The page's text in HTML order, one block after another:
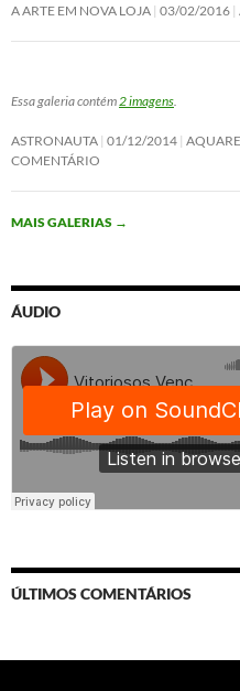
A ARTE EM NOVA LOJA 03/02/2016
Essa galeria contém 2 imagens
ASTRONAUTA 01/12/2014
COMENTÁRIO
MAIS GALERIAS →
ÁUDIO
ÚLTIMOS COMENTÁRIOS